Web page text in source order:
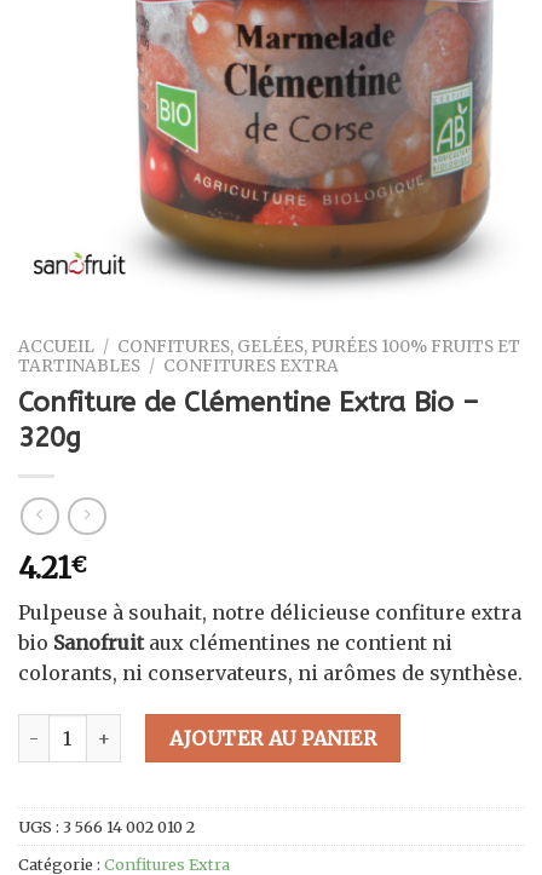
ACCUEIL / CONFITURES, GELÉES, PURÉES 100% FRUITS ET
TARTINABLES / CONFITURES EXTRA
Confiture de Clémentine Extra Bio –
320g
4.21€
Pulpeuse à souhait, notre délicieuse confiture extra
bio Sanofruitaux clémentines ne contient ni
colorants, ni conservateurs, ni arômes de synthèse.
quantité de Confiture de Clémentine Extra Bio - 320g
AJOUTER AU PANIER
UGS : 3 566 14 002 010 2
Catégorie : Confitures Extra